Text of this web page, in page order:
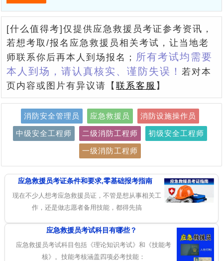
[什么值得考]仅提供应急救援员考证参考资讯，
若想考取/报名应急救援员相关考试，让当地老
师联系你后再本人到场报名； 所有考试均需要
本人到场，请认真核实、谨防失误！ 若对本
页内容或图片有异议请【联系客服 】
消防安全管理员 应急救援员 消防设施操作员
中级安全工程师 二级消防工程师 初级安全工程师
一级消防工程师
应急救援员考证条件和要求,零基础报考指南
现在不少人想考应急救援员证，不管是想从事相关工
作，还是做志愿者备用技能，都得先搞
应急救援员考试科目有哪些？
应急救援员考试科目包括《理论知识考试》和《技能考
核》。技能考核涵盖四项必考技能：